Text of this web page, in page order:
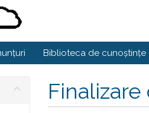
Biblioteca de cunoștințe